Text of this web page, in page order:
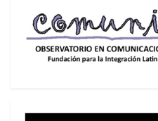
transnacional.
Este tema de UNASUR
y se prevé para finales